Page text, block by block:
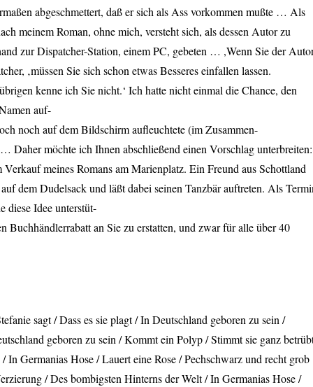
abgeschmettert, daß er sich als Ass vorkommen mußte … Als
meinem Roman, ohne mich, versteht sich, als dessen Autor zu
zur Dispatcher-Station, einem PC, gebeten … ,Wenn Sie der
‚müssen Sie sich schon etwas Besseres einfallen lassen.
kenne ich Sie nicht.‘ Ich hatte nicht einmal die Chance, den
auf-
noch auf dem Bildschirm aufleuchtete (im Zusammen-
möchte ich Ihnen abschließend einen Vorschlag unterbreiten:
meines Romans am Marienplatz. Ein Freund aus Schottland
dem Dudelsack und läßt dabei seinen Tanzbär auftreten. Als
diese Idee unterstüt-
Buchhändlerrabatt an Sie zu erstatten, und zwar für alle über 40
sagt / Dass es sie plagt / In Deutschland geboren zu sein /
geboren zu sein / Kommt ein Polyp / Stimmt sie ganz
In Germanias Hose / Lauert eine Rose / Pechschwarz und recht grob
/ Des bombigsten Hinterns der Welt / In Germanias Hose /